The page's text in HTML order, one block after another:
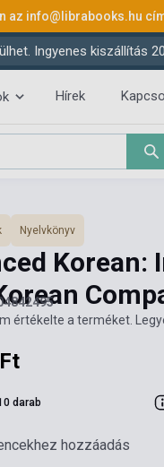
az info@librabooks.hu
Ingyenes kiszállítás
Hírek
Nyelvkönyv
Korean:
értékelte a terméket.
darab
hozzáadás